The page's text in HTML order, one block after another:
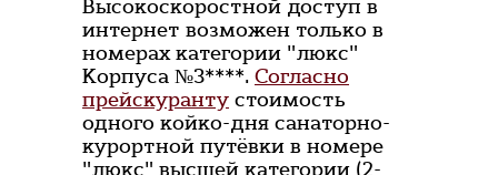
Высокоскоростной доступ в
интернет возможен только в
номерах категории "люкс"
Корпуса №3****. Согласно
прейскуранту стоимость
одного койко-дня санаторно-
курортной путёвки в номере
"люкс" высшей категории (2-